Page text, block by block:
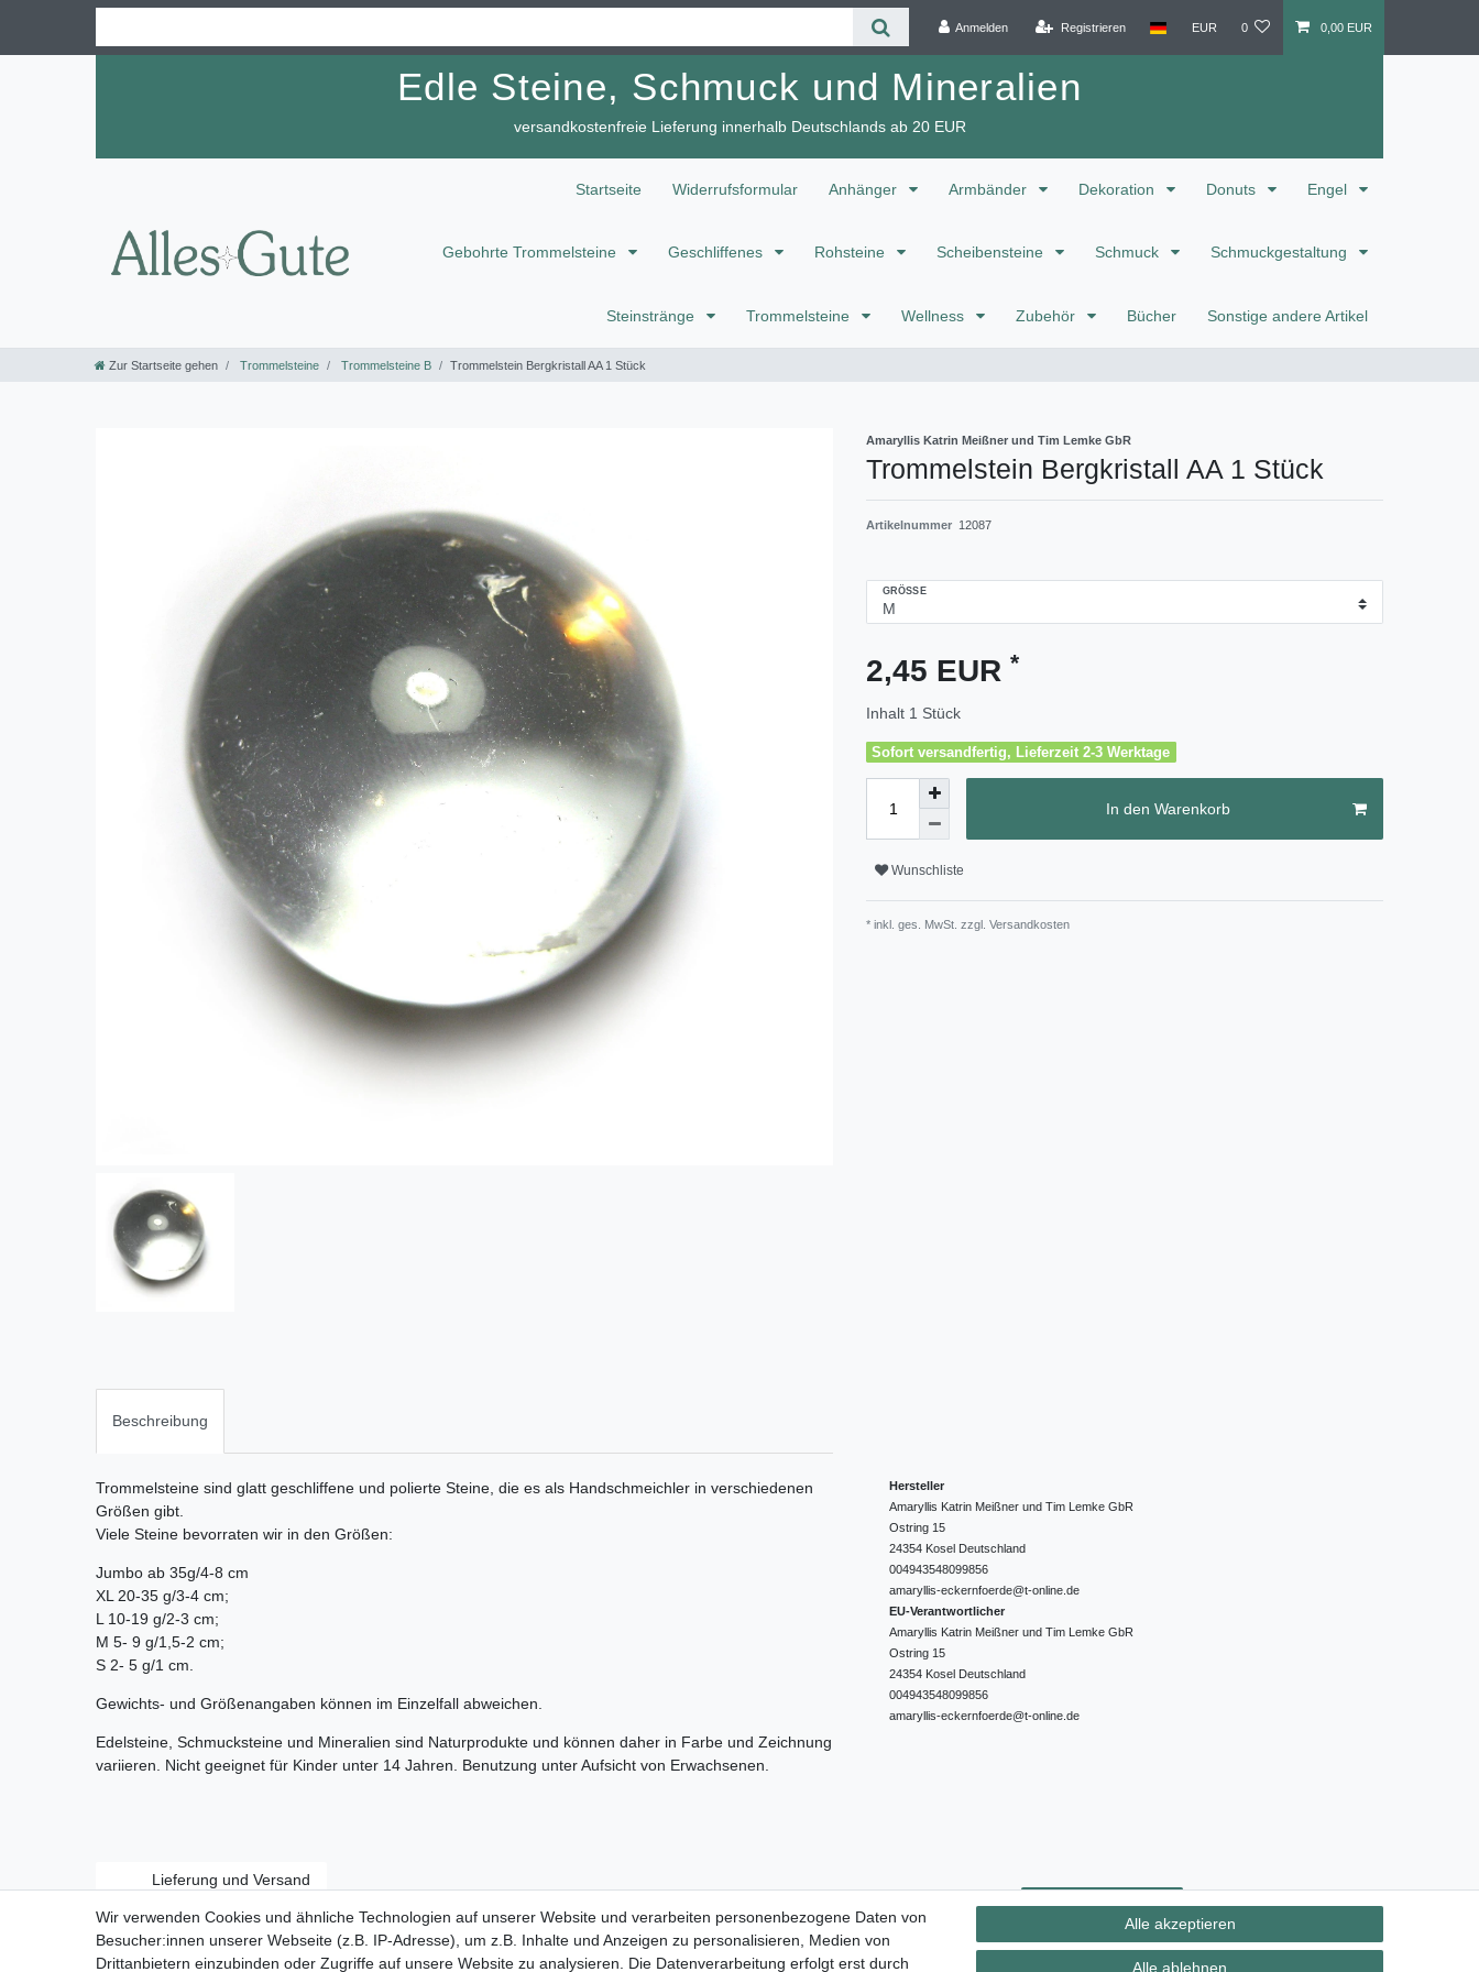
Anmelden Registrieren EUR 0 0,00 EUR
Edle Steine, Schmuck und Mineralien
versandkostenfreie Lieferung innerhalb Deutschlands ab 20 EUR
Startseite Widerrufsformular Anhänger Armbänder Dekoration Donuts Engel
Gebohrte Trommelsteine Geschliffenes Rohsteine Scheibensteine Schmuck Schmuckgestaltung
Steinstränge Trommelsteine Wellness Zubehör Bücher Sonstige andere Artikel
Zur Startseite gehen Trommelsteine Trommelsteine B Trommelstein Bergkristall AA 1 Stück
Amaryllis Katrin Meißner und Tim Lemke GbR
Trommelstein Bergkristall AA 1 Stück
Artikelnummer 12087
GRÖSSE
2,45 EUR *
Inhalt 1 Stück
Sofort versandfertig, Lieferzeit 2-3 Werktage
In den Warenkorb
Wunschliste
* inkl. ges. MwSt. zzgl. Versandkosten
Beschreibung
Trommelsteine sind glatt geschliffene und polierte Steine, die es als Handschmeichler in verschiedenen
Größen gibt.
Viele Steine bevorraten wir in den Größen:
Jumbo ab 35g/4-8 cm
XL 20-35 g/3-4 cm;
L 10-19 g/2-3 cm;
M 5- 9 g/1,5-2 cm;
S 2- 5 g/1 cm.
Gewichts- und Größenangaben können im Einzelfall abweichen.
Edelsteine, Schmucksteine und Mineralien sind Naturprodukte und können daher in Farbe und Zeichnung
variieren. Nicht geeignet für Kinder unter 14 Jahren. Benutzung unter Aufsicht von Erwachsenen.
Hersteller
Amaryllis Katrin Meißner und Tim Lemke GbR
Ostring 15
24354 Kosel Deutschland
004943548099856
amaryllis-eckernfoerde@t-online.de
EU-Verantwortlicher
Amaryllis Katrin Meißner und Tim Lemke GbR
Ostring 15
24354 Kosel Deutschland
004943548099856
amaryllis-eckernfoerde@t-online.de
Lieferung und Versand
Widerrufs­recht Vertrag widerrufen Kontakt
Wir verwenden Cookies und ähnliche Technologien auf unserer Website und verarbeiten personenbezogene Daten von
Besucher:innen unserer Webseite (z.B. IP-Adresse), um z.B. Inhalte und Anzeigen zu personalisieren, Medien von
Drittanbietern einzubinden oder Zugriffe auf unsere Website zu analysieren. Die Datenverarbeitung erfolgt erst durch
Alle akzeptieren
Alle ablehnen